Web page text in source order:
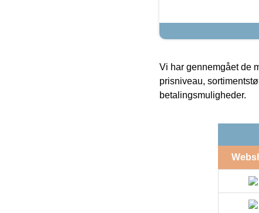
Vi har gennemgået de
prisniveau,
betalingsmuligheder.